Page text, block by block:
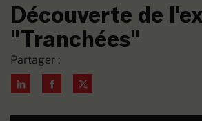
Partager :
Découverte de
"Tranchées"